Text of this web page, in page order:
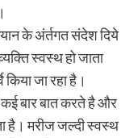
के अंर्तगत संदेश दिये
स्वस्थ हो जाता
जा रहा है।
कई बार बात करते है और
है। मरीज जल्दी स्वस्थ